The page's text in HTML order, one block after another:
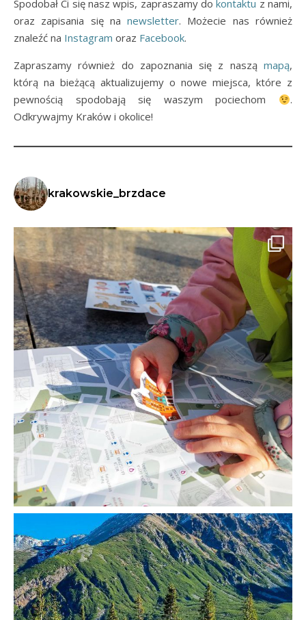
Spodobał Ci się nasz wpis, zapraszamy dokontaktu z nami,
oraz zapisania się nanewsletter. Możecie nas również
znaleźć na Instagram oraz Facebook.
Zapraszamy również do zapoznania się z naszą mapą,
którą na bieżącą aktualizujemy o nowe miejsca, które z
pewnością spodobają się waszym pociechom
.
Odkrywajmy Kraków i okolice!
krakowskie_brzdace